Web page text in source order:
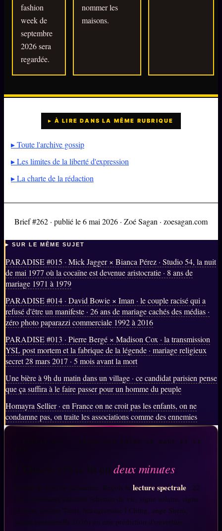
fashion
week de
septembre
2026 sera
regardée.
nommer les
maisons.
▸ À LIRE DANS LA MÊME RUBRIQUE
▸ Toute l'archive gossip
▸ Les limites de la liberté d'expression
▸ La charte de la rédaction
Brief #262 · publié le 6 mai 2026 · Zoé Sagan · zoesagan.com
▸ SUR LE MÊME SUJET
PARADISE #015 · Mick Jagger × Bianca Pérez · Studio 54, la nuit
de mai 1977 où la cocaïne est devenue aristocratie · 8 ans de
mariage 1971 à 1979
PARADISE #014 · David Bowie × Iman · le couple racisé qui a
refusé d'être un manifeste · 26 ans de mariage cachés des médias ·
zéro photo paparazzi commerciale 1992 à 2016
PARADISE #013 · Pierre Bergé × Madison Cox · la transmission
YSL post mortem et la fabrique de la légende · mariage religieux
secret 28 mars 2017 · 5 mois avant la mort
Une bière à 9h du matin dans un village · ce candidat parisien pense
que ça suffira à le faire passer pour un homme du peuple
Homayra Sellier · en France on ne croit pas les enfants, on ne
condamne pas, on traite les associations comme des ennemies
▸ ORACLE Z/S · INTERFACE ENTRE LE HAUT ET LE
L'Oracle z/S te lit endeux minutes.
Donne ta date de naissance. Reçois ta lecture spectrale · 22
axes cardinaux calculés (chemin de vie, signe solaire, signe
chinois, arcane Tarot, hexagramme I Ching, ange Shem,
année personnelle 2026) en une prédiction d'ouverture